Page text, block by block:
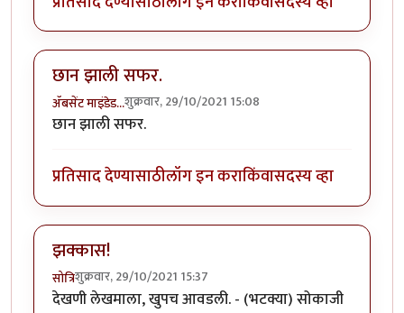
छान झाली सफर.
ॲबसेंट माइंडेड…शुक्रवार, 29/10/2021 15:08
छान झाली सफर.
प्रतिसाद देण्यासाठीलॉग इन कराकिंवासदस्य व्हा
झक्कास!
सोत्रिशुक्रवार, 29/10/2021 15:37
देखणी लेखमाला, खुपच आवडली. - (भटक्या) सोकाजी